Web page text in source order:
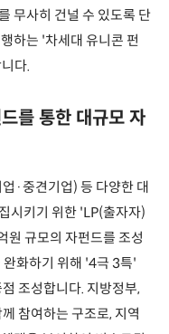
무사히 건널 수 있도록 단
하는 '차세대 유니콘 펀
다.
를 통한 대규모 자
·중견기업) 등 다양한 대
시키기 위한 'LP(출자자)
원 규모의 자펀드를 조성
완화하기 위해 '4극 3특'
조성합니다. 지방정부,
참여하는 구조로, 지역